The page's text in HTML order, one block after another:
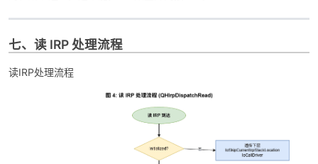
七、读 IRP 处理流程
读IRP处理流程